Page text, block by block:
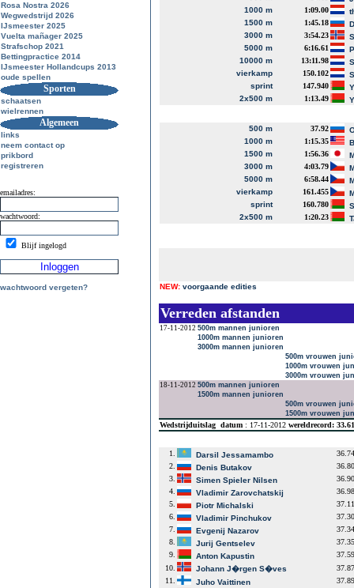
Rosa Nostra 2026
Wegwedstrijd 2026
IJsmeester 2025
Vuelta mañager 2025
Strafschop 2021
Bettingpractice 2014
IJsmeester Hollandcups 2013
oude spellen
Sporten
schaatsen
wielrennen
Algemeen
links
neem contact op
prikbord
registreren
emailadres:
wachtwoord:
Blijf ingelogd
wachtwoord vergeten?
1000 m
1:09.00
1500 m
1:45.18
3000 m
3:54.23
5000 m
6:16.61
10000 m
13:11.98
vierkamp
150.102
sprint
147.940
2x500 m
1:13.49
500 m 37.92
1000 m
1:15.35
1500 m
1:56.36
3000 m
4:03.79
5000 m
6:58.44
vierkamp
161.455
sprint
160.780
2x500 m
1:20.23
NEW: voorgaande edities
Verreden afstanden
17-11-2012 500m mannen junioren
1000m mannen junioren
3000m mannen junioren
500m vrouwen
1000m vrouwen
3000m vrouwen
18-11-2012 500m mannen junioren
1500m mannen junioren
500m vrouwen
1500m vrouwen
Wedstrijduitslag datum : 17-11-2012 wereldrecord:
1. Darsil Jessamambo
36.74
2.
Denis Butakov
36.80
3.
Simen Spieler Nilsen
36.90
4.
Vladimir Zarovchatskij
36.98
5.
Piotr Michalski
37.11
6.
Vladimir Pinchukov
37.30
7.
Evgenij Nazarov
37.34
8.
Jurij Gentselev
37.35
9.
Anton Kapustin
37.59
10.
Johann J�rgen S�ves
37.87
11.
Juho Vaittinen
37.89